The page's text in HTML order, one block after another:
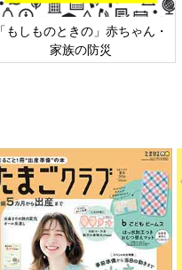
「もしものときの」赤ちゃん・
家族の防災